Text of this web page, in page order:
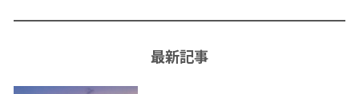
最新記事